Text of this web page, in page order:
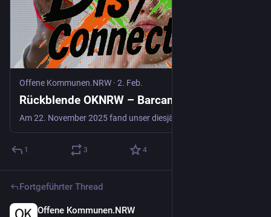
Offene Kommunen.NRW · 2. Feb.
Rückblende OKNRW – Barcamp 2025
1 3 4
Fortgeführter Thread
Offene Kommunen.NRW